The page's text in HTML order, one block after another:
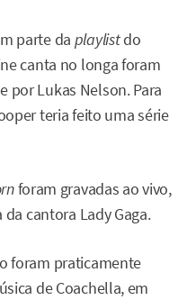
parte da playlistdo
canta no longa foram
por Lukas Nelson. Para
teria feito uma série
foram gravadas ao vivo,
cantora Lady Gaga.
foram praticamente
de Coachella, em